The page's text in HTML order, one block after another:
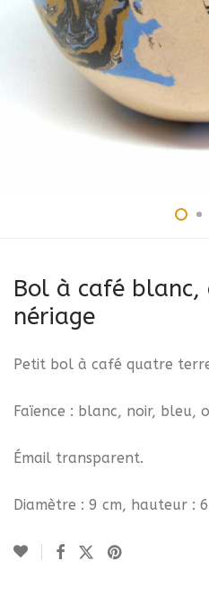
Bol à café blanc,
nériage
Petit bol à café quatre
Faïence : blanc, noir, bleu,
Émail transparent.
Diamètre : 9 cm, hauteur :